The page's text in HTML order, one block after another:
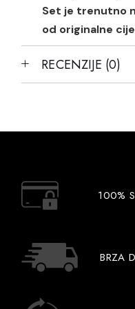
Set je trenutno
od originalne
RECENZIJE (0)
100%
BRZA